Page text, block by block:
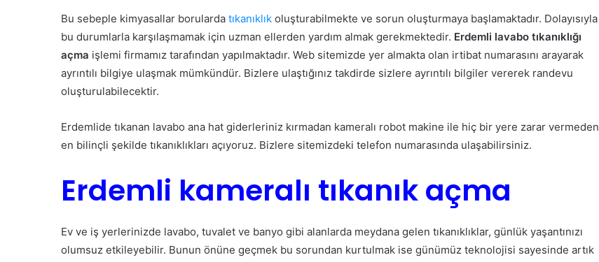
Bu sebeple kimyasallar borularda tıkanıklık oluşturabilmekte ve sorun oluşturmaya başlamaktadır. Dolayısıyla
bu durumlarla karşılaşmamak için uzman ellerden yardım almak gerekmektedir. Erdemli lavabo tıkanıklığı
açma işlemi firmamız tarafından yapılmaktadır. Web sitemizde yer almakta olan irtibat numarasını arayarak
ayrıntılı bilgiye ulaşmak mümkündür. Bizlere ulaştığınız takdirde sizlere ayrıntılı bilgiler vererek randevu
oluşturulabilecektir.
Erdemlide tıkanan lavabo ana hat giderleriniz kırmadan kameralı robot makine ile hiç bir yere zarar vermeden
en bilinçli şekilde tıkanıklıkları açıyoruz. Bizlere sitemizdeki telefon numarasında ulaşabilirsiniz.
Erdemli kameralı tıkanık açma
Ev ve iş yerlerinizde lavabo, tuvalet ve banyo gibi alanlarda meydana gelen tıkanıklıklar, günlük yaşantınızı
olumsuz etkileyebilir. Bunun önüne geçmek bu sorundan kurtulmak ise günümüz teknolojisi sayesinde artık